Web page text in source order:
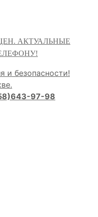
АКТУАЛЬНЫЕ
97-98